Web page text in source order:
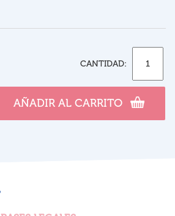
CANTIDAD:
AÑADIR AL CARRITO